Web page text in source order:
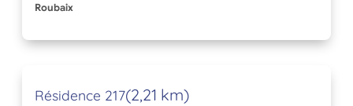
Roubaix
Résidence 217(2,21 km)